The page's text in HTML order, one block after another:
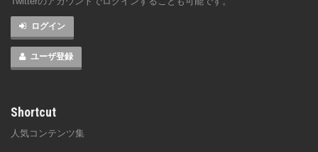
ログイン
ユーザ登録
Shortcut
人気コンテンツ集